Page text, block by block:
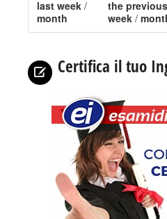
last week /
month
the
week /
Certifica il tuo